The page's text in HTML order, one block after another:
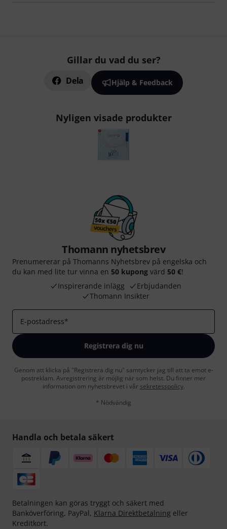
Gillar du vad du ser?
Dela Hjälp & Feedback
Nyligen visade produkter
Thomann nyhetsbrev
Prenumererar på Thomanns Nyhetsbrev på engelska och
du kan med lite tur vinna en 50 kupong värd 50 €!
Inspirerande inlägg
Erbjudanden
Thomann Insikter
E-postadress*
Registrera dig nu
Genom att klicka på "Registrera dig nu" samtycker jag till att ta emot e-
postreklam. Avregistrering är möjlig när som helst. Du finner mer
information om nyhetsbrevet i vår sekretesspolicy.
* Nödvändig
Handla och betala säkert
Betalningen kan göras tryggt och säkert med
Banköverföring, PayPal, Klarna Direktbetalning eller
Kreditkort.